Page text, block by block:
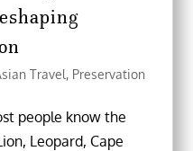
Travel, Preservation
people know the
Leopard, Cape